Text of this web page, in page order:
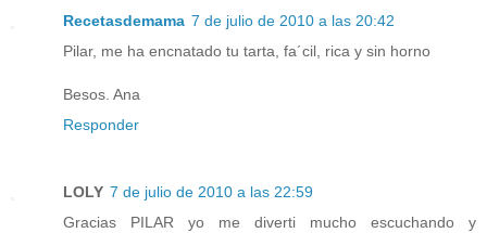
Recetasdemama 7 de julio de 2010 a las 20:42
Pilar, me ha encnatado tu tarta, fa´cil, rica y sin horno
Besos. Ana
Responder
LOLY 7 de julio de 2010 a las 22:59
Gracias PILAR yo me diverti mucho escuchando y